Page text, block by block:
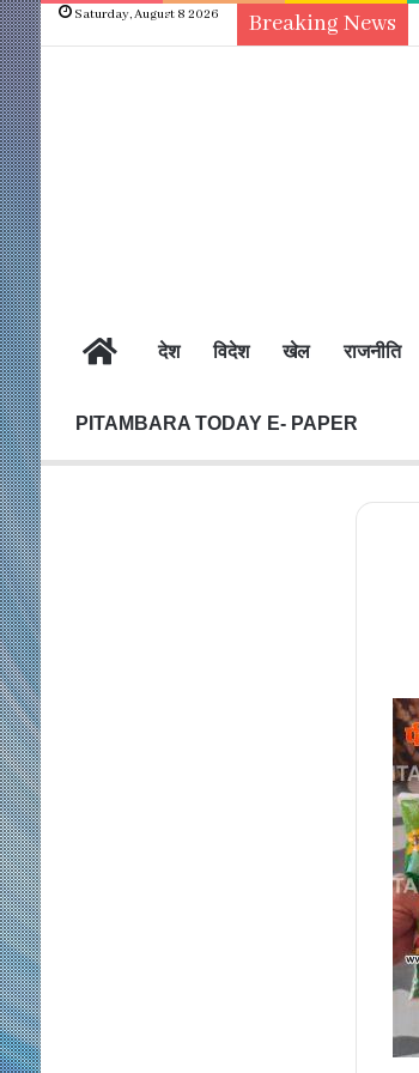
Saturday, August 8 2026 Breaking News
होम देश विदेश खेल राजनीति
PITAMBARA TODAY E- PAPER